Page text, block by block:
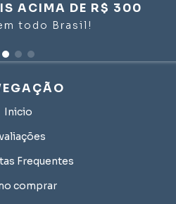
ACIMA DE R$ 300
todo Brasil!
Inicio
Frequentes
comprar